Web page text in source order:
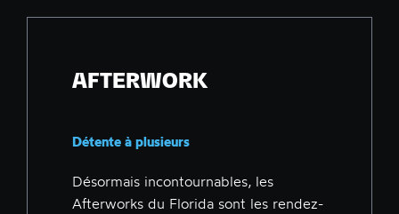
AFTERWORK
Détente à plusieurs
Désormais incontournables, les
Afterworks du Florida sont les rendez-